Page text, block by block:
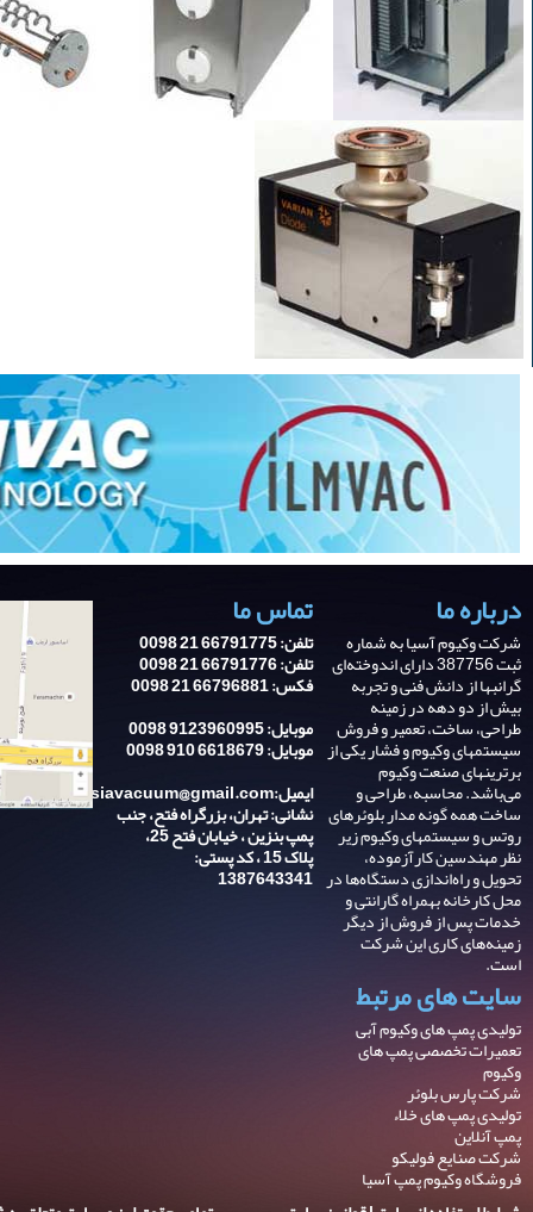
درباره ما
شرکت وکیوم آسیا به شماره
ثبت 387756 دارای اندوخته‌ای
گرانبها از دانش فنی و تجربه‌
بیش از دو دهه در زمینه
طراحی، ساخت، تعمیر و فروش
سیستمهای وکیوم و فشار یکی از
برترینهای صنعت وکیوم
می‌باشد. محاسبه، طراحی و
ساخت همه گونه مدار بلوئرهای
روتس و سیستمهای وکیوم زیر
نظر مهندسین کارآزموده،
تحویل و راه‌اندازی دستگاه‌ها در
محل کارخانه بهمراه گارانتی و
خدمات پس از فروش از دیگر
زمینه‌های کاری این شرکت
است.
سایت های مرتبط
تولیدی پمپ های وکیوم آبی
تعمیرات تخصصی پمپ های
وکیوم
شرکت پارس بلوئر
تولیدی پمپ های خلاء
پمپ آنلاین
شرکت صنایع فولیکو
فروشگاه وکیوم پمپ آسیا
تماس ما
تلفن: 66791775 21 0098
تلفن: 66791776 21 0098
فکس: 66796881 21 0098
موبایل: 9123960995 0098
موبایل: 6618679 910 0098
ایمیل:asiavacuum@gmail.com
نشانی: تهران، بزرگراه فتح، جنب
پمپ بنزین ، خیابان فتح 25،
پلاک 15 ، کد پستی:
1387643341